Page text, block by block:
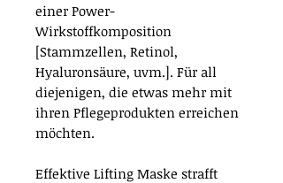
einer Power-
Wirkstoffkomposition
[Stammzellen, Retinol,
Hyaluronsäure, uvm.]. Für all
diejenigen, die etwas mehr mit
ihren Pflegeprodukten erreichen
möchten.
Effektive Lifting Maske strafft